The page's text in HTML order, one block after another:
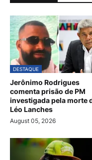
DESTAQUE
Jerônimo Rodrigues
comenta prisão de PM
investigada pela morte
Léo Lanches
August 05, 2026